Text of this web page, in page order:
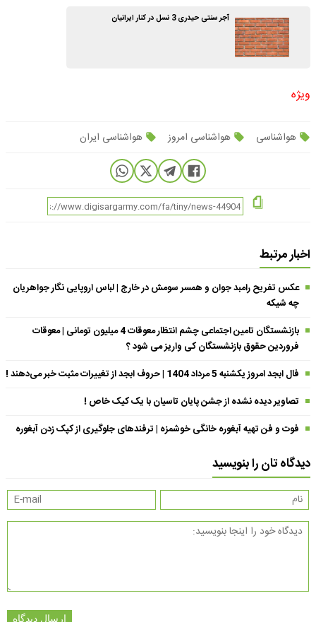
آجر سنتی حیدری 3 نسل در کنار ایرانیان
ویژه
هواشناسی هواشناسی امروز هواشناسی ایران
اخبار مرتبط
عکس تفریح رامبد جوان و همسر سومش در خارج | لباس اروپایی نگار جواهریان
چه شیکه
بازنشستگان تامین اجتماعی چشم انتظار معوقات 4 میلیون تومانی | معوقات
فروردین حقوق بازنشستگان کی واریز می شود ؟
فال ابجد امروز یکشنبه 5 مرداد 1404 | حروف ابجد از تغییرات مثبت خبر می‌دهند !
تصاویر دیده نشده از جشن پایان تاسیان با یک کیک خاص !
فوت و فن تهیه آبغوره خانگی خوشمزه | ترفندهای جلوگیری از کپک زدن آبغوره
دیدگاه تان را بنویسید
ارسال دیدگاه